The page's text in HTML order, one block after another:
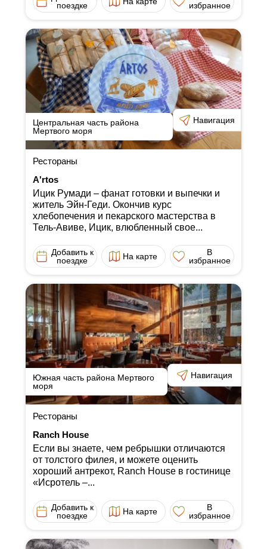
поездке
избранное
Центральная часть района
Мертвого моря
Навигация
Рестораны
A'rtos
Ицик Румади ‒ фанат готовки и выпечки и
житель Эйн-Геди. Окончив курс
хлебопечения и пекарского мастерства в
Тель-Авиве, Ицик, влюбленный свое...
Добавить к
поездке
На карте
В
избранное
Южная часть района Мертвого
моря
Навигация
Рестораны
Ranch House
Если вы знаете, чем ребрышки отличаются
от толстого филея, и можете оценить
хороший антрекот, Ranch House в гостинице
«Исротель ‒...
Добавить к
поездке
На карте
В
избранное